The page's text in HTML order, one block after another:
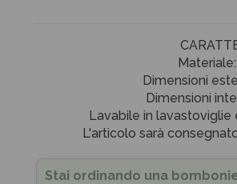
Dimensioni
Dimensioni
Lavabile in lavastoviglie
L'articolo sarà
Stai ordinando una